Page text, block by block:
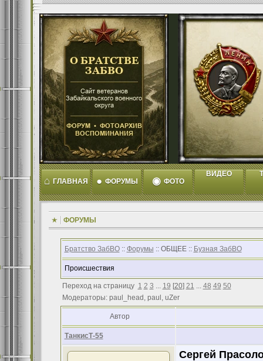
⌂ ГЛАВНАЯ ● ФОРУМЫ ◉ ФОТО
ВИДЕО
ФОРУМЫ
Братство ЗабВО:: Форумы :: ОБЩЕЕ :: Бузная ЗабВО
Происшествия
Переход на страницу 1 2 3 ... 19 [20] 21 ... 48 49 50
Модераторы: paul_head, paul, uZer
Автор
ТанкисТ-55
Сергей